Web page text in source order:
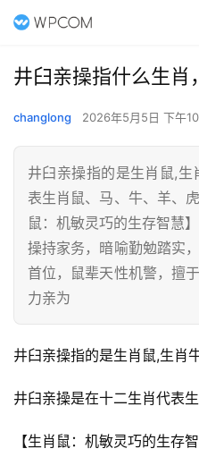
井臼亲操指什么生肖
changlong 2026年5月5日 下午
井臼亲操指的是生肖鼠,
表生肖鼠、马、牛、羊、
鼠：机敏灵巧的生存智慧
操持家务，暗喻勤勉踏实
首位，鼠辈天性机警，擅
力亲为
井臼亲操指的是生肖鼠,生肖
井臼亲操是在十二生肖代表
【生肖鼠：机敏灵巧的生存智